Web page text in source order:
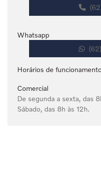
Whatsapp
Horários de
Comercial
De segunda a sexta, das
Sábado, das 8h às 12h.